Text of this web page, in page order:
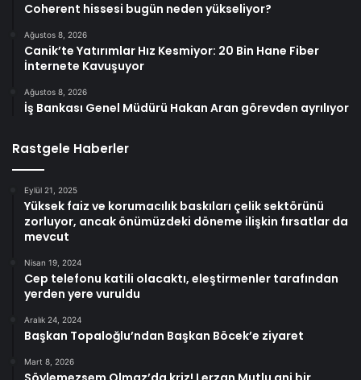
Coherent hissesi bugün neden yükseliyor?
Ağustos 8, 2026
Canik’te Yatırımlar Hız Kesmiyor: 20 Bin Hane Fiber
İnternete Kavuşuyor
Ağustos 8, 2026
İş Bankası Genel Müdürü Hakan Aran görevden ayrılıyor
Rastgele Haberler
Eylül 21, 2025
Yüksek faiz ve korumacılık baskıları çelik sektörünü
zorluyor, ancak önümüzdeki döneme ilişkin fırsatlar da
mevcut
Nisan 19, 2024
Cep telefonu katili olacaktı, eleştirmenler tarafından
yerden yere vuruldu
Aralık 24, 2024
Başkan Topaloğlu’ndan Başkan Böcek’e ziyaret
Mart 8, 2026